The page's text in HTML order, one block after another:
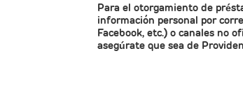
Para el otorgamiento de
información personal por
Facebook, etc.) o canales no
asegúrate que sea de